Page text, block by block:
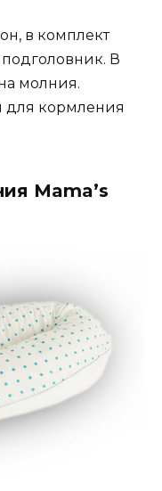
в комплект
В
молния.
для кормления
Mama’s